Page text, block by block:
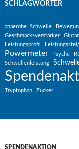
SCHLAGWÖRTER
anaerobe Schwelle
Geschmacksverstärker
Leistungsprofil
Powermeter Psyche
Schwellenleistung
Tryptophan Zucker
SPENDENAKTION